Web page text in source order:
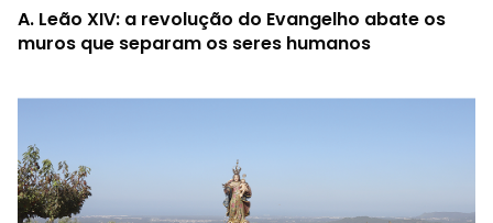
A. Leão XIV: a revolução do Evangelho abate os
muros que separam os seres humanos